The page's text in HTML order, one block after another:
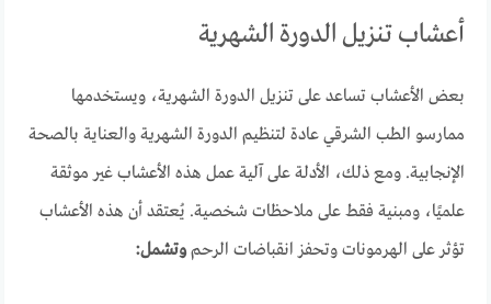
أعشاب تنزيل الدورة الشهرية
بعض الأعشاب تساعد على تنزيل الدورة الشهرية، ويستخدمها
ممارسو الطب الشرقي عادة لتنظيم الدورة الشهرية والعناية بالصحة
الإنجابية. ومع ذلك، الأدلة على آلية عمل هذه الأعشاب غير موثقة
علميًا، ومبنية فقط على ملاحظات شخصية. يُعتقد أن هذه الأعشاب
تؤثر على الهرمونات وتحفز انقباضات الرحموتشمل: